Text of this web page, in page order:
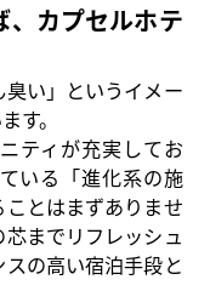
、カプセルホテ
臭い」というイメー
す。
ティが充実してお
いる「進化系の施
とはまずありませ
までリフレッシュ
の高い宿泊手段と